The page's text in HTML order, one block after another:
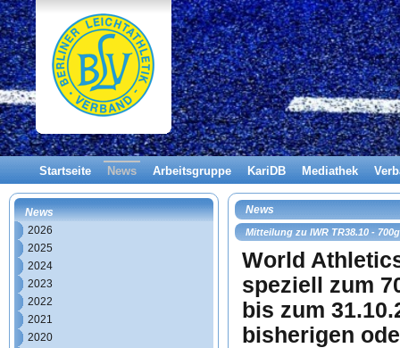
Startseite News Arbeitsgruppe KariDB Mediathek
News
2026
2025
2024
2023
2022
2021
2020
News
Mitteilung zu IWR TR38.10 -
World
speziell zum
bis zum
bisherigen